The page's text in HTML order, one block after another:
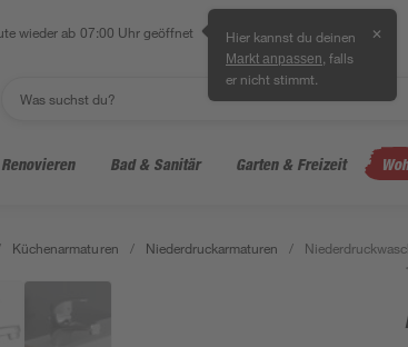
wieder ab 07:00 Uhr geöffnet Hier kannst du deinen
Markt anpassen , falls
er nicht stimmt.
✕
Bad & Sanitär Garten & Freizeit
Küchenarmaturen / Niederdruckarmaturen /